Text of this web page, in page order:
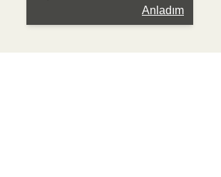
Anladım